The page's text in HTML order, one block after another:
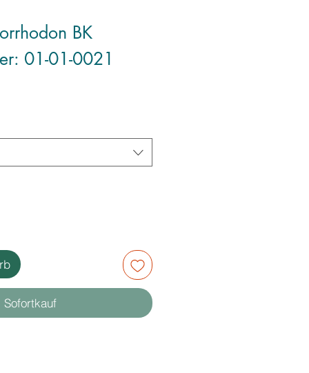
BK
01-01-0021
Sofortkauf